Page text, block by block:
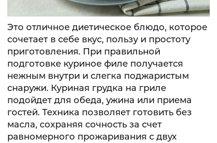
Это отличное диетическое блюдо, которое
сочетает в себе вкус, пользу и простоту
приготовления. При правильной
подготовке куриное филе получается
нежным внутри и слегка поджаристым
снаружи. Куриная грудка на гриле
подойдет для обеда, ужина или приема
гостей. Техника позволяет готовить без
масла, сохраняя сочность за счет
равномерного прожаривания с двух